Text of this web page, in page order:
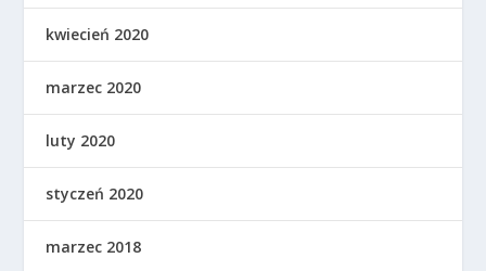
kwiecień 2020
marzec 2020
luty 2020
styczeń 2020
marzec 2018